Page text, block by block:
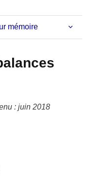
mémoire
: juin 2018